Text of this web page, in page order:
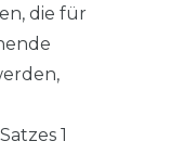
die für
1